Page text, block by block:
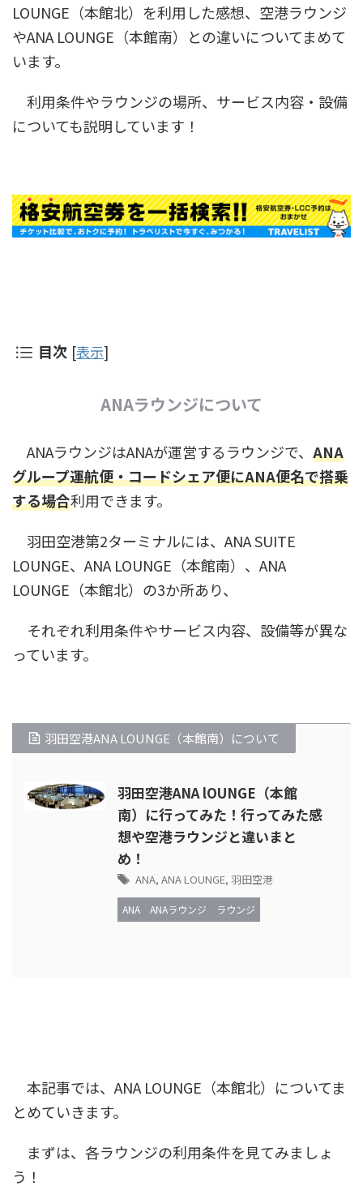
LOUNGE（本館北）を利用した感想、空港ラウンジ
やANA LOUNGE（本館南）との違いについてまめて
います。
利用条件やラウンジの場所、サービス内容・設備
についても説明しています！
目次 [表示]
ANAラウンジについて
ANAラウンジはANAが運営するラウンジで、 ANA
グループ運航便・コードシェア便にANA便名で搭乗
する場合利用できます。
羽田空港第2ターミナルには、ANA SUITE
LOUNGE、ANA LOUNGE（本館南）、ANA
LOUNGE（本館北）の3か所あり、
それぞれ利用条件やサービス内容、設備等が異な
っています。
羽田空港ANA LOUNGE（本館南）について
羽田空港ANA lOUNGE（本館
南）に行ってみた！行ってみた感
想や空港ラウンジと違いまと
め！
ANA, ANA LOUNGE, 羽田空港
ANA ANAラウンジ ラウンジ
本記事では、ANA LOUNGE（本館北）についてま
とめていきます。
まずは、各ラウンジの利用条件を見てみましょ
う！